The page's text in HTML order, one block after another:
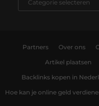
Partners Over ons
Artikel plaatsen
Backlinks kopen in
Hoe kan je online geld